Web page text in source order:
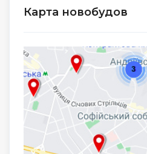
Карта новобудов